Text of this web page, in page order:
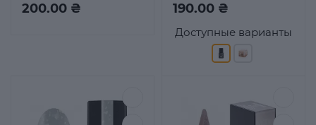
200.00 ₴
Доступные варианты
190.00 ₴